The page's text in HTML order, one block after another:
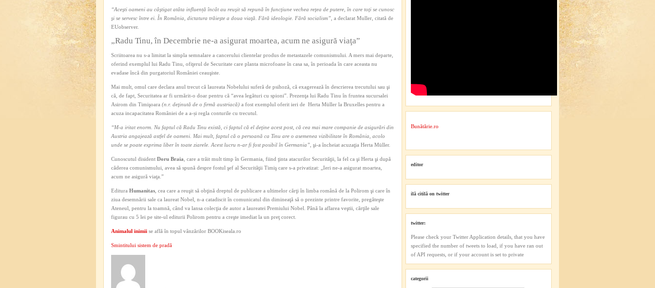
“Aceşti oameni au câştigat atâta influență încât au reuşit să repună în funcţiune vechea reţea de putere, în care toţi se cunosc
şi se servesc între ei. În România, dictatura trăieşte a doua viaţă. Fără ideologie. Fără socialism”, a declarat Muller, citată de
EUobserver.
„Radu Tinu, în Decembrie ne-a asigurat moartea, acum ne asigură viaţa”
Scriitoarea nu s-a limitat la simpla semnalare a cancerului clientelar produs de metastazele comunismului. A mers mai departe,
oferind exemplul lui Radu Tinu, ofiţerul de Securitate care planta microfoane în casa sa, în perioada în care aceasta nu
evadase încă din purgatoriul României ceauşiste.
Mai mult, omul care declara anul trecut că laureata Nobelului suferă de psihoză, că exagerează în descrierea trecutului sau şi
că, de fapt, Securitatea ar fi urmărit-o doar pentru că “avea legături cu spioni”. Prezenţa lui Radu Tinu în fruntea sucursalei
Asirom din Timişoara (n.r. deţinută de o firmă austriacă) a fost exemplul oferit ieri de Herta Müller la Bruxelles pentru a
acuza incapacitatea României de a a-și regla conturile cu trecutul.
“M-a iritat enorm. Nu faptul că Radu Tinu există, ci faptul că el deţine acest post, că cea mai mare companie de asigurări din
Austria angajează astfel de oameni. Mai mult, faptul că o persoană ca Tinu are o asemenea vizibilitate în România, acolo
unde se poate exprima liber în toate ziarele. Acest lucru n-ar fi fost posibil în Germania”, şi-a încheiat acuzaţia Herta Müller.
Cunoscutul disident Doru Braia , care a trăit mult timp în Germania, fiind ţinta atacurilor Securităţii, la fel ca şi Herta şi după
căderea comunismului, avea să spună despre fostul şef al Securităţii Timiş care s-a privatizat: „Ieri ne-a asigurat moartea,
acum ne asigură viaţa.”
Editura Humanitas , cea care a reuşit să obţină dreptul de publicare a ultimelor cărţi în limba română de la Polirom şi care în
ziua desemnării sale ca laureat Nobel, n-a catadiscit în comunicatul din dimineaţă să o prezinte printre favorite, pregăteşte
Ateneul, pentru la toamnă, când va lansa colecţia de autor a laureatei Premiului Nobel. Până la aflarea veştii, cărţile sale
figurau cu 5 lei pe site-ul editurii Polirom pentru a creşte imediat la un preţ corect.
Animalul inimii se află în topul vânzărilor BOOKiseala.ro
Smintitului sistem de pradă
Bunătărie.ro
editor
ilă citilă on twitter
twitter:
Please check your Twitter Application details, that you have
specified the number of tweets to load, if you have ran out
of API requests, or if your account is set to private
categorii